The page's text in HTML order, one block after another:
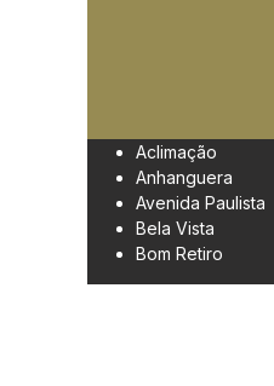
Aclimação
Anhanguera
Avenida Paulista
Bela Vista
Bom Retiro